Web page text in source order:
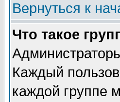
Вернуться к
Что такое
Каждый
каждой группе